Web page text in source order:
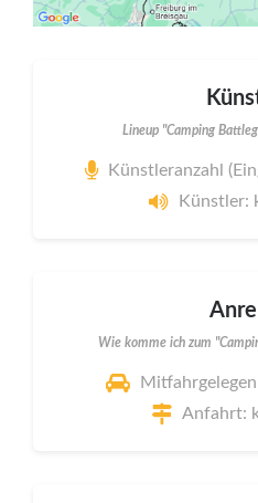
Lineup "Camping
Künstleranzahl
Künstler:
Wie komme ich zum
Anfahrt: